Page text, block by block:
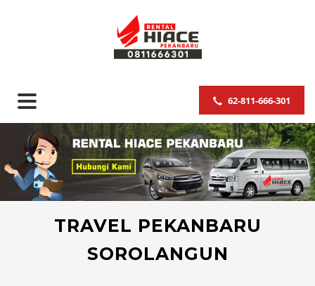
62-811-666-301
TRAVEL PEKANBARU
SOROLANGUN